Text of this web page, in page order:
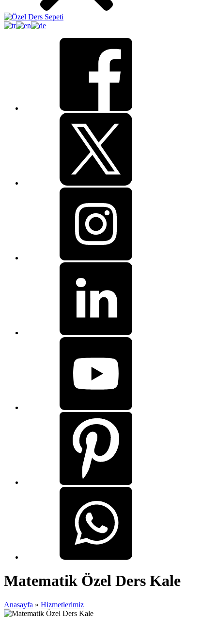
Matematik Özel Ders Kale
Anasayfa » Hizmetlerimiz